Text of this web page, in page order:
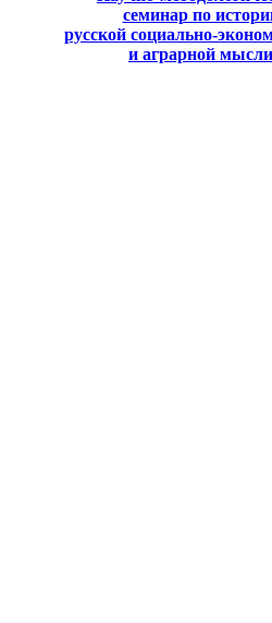
семинар по
русской социально-
и аграрной мысли